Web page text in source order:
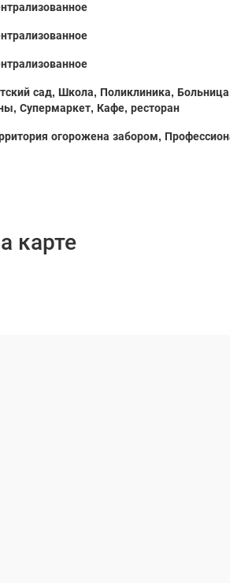
сад, Школа, Поликлиника,
Супермаркет, Кафе, ресторан
огорожена забором,
карте